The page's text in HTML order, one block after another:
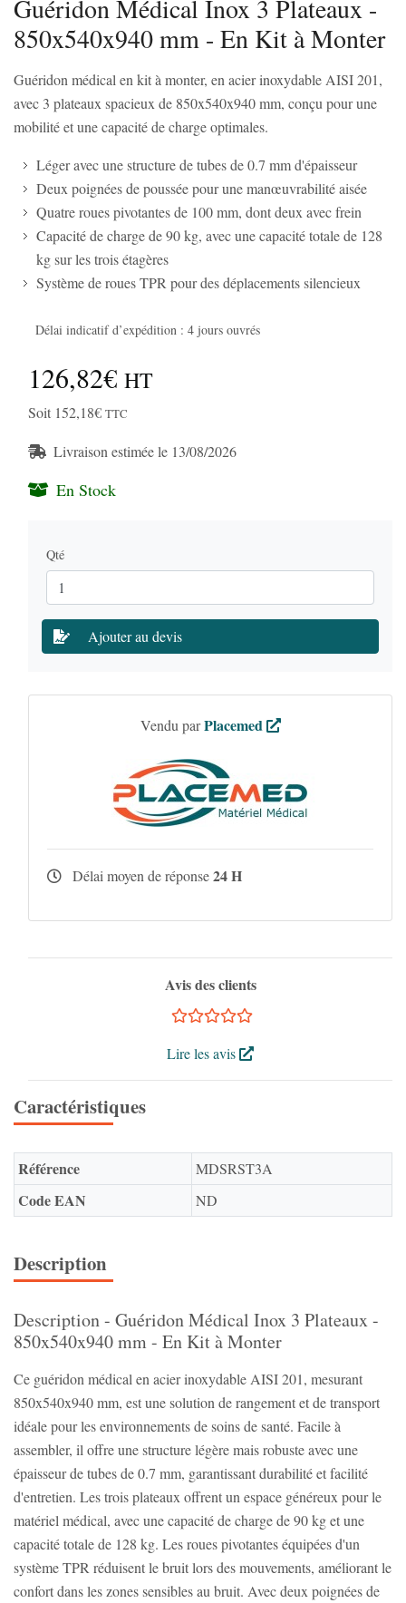
Guéridon Médical Inox 3 Plateaux -
850x540x940 mm - En Kit à Monter
Guéridon médical en kit à monter, en acier inoxydable AISI 201,
avec 3 plateaux spacieux de 850x540x940 mm, conçu pour une
mobilité et une capacité de charge optimales.
Léger avec une structure de tubes de 0.7 mm d'épaisseur
Deux poignées de poussée pour une manœuvrabilité aisée
Quatre roues pivotantes de 100 mm, dont deux avec frein
Capacité de charge de 90 kg, avec une capacité totale de 128
kg sur les trois étagères
Système de roues TPR pour des déplacements silencieux
Délai indicatif d’expédition : 4 jours ouvrés
126,82€ HT
Soit 152,18€ TTC
Livraison estimée le 13/08/2026
En Stock
Qté
Ajouter au devis
Vendu parPlacemed
Délai moyen de réponse24 H
Avis des clients
Lire les avis
Caractéristiques
Référence MDSRST3A
Code EAN ND
Description
Description - Guéridon Médical Inox 3 Plateaux -
850x540x940 mm - En Kit à Monter
Ce guéridon médical en acier inoxydable AISI 201, mesurant
850x540x940 mm, est une solution de rangement et de transport
idéale pour les environnements de soins de santé. Facile à
assembler, il offre une structure légère mais robuste avec une
épaisseur de tubes de 0.7 mm, garantissant durabilité et facilité
d'entretien. Les trois plateaux offrent un espace généreux pour le
matériel médical, avec une capacité de charge de 90 kg et une
capacité totale de 128 kg. Les roues pivotantes équipées d'un
système TPR réduisent le bruit lors des mouvements, améliorant le
confort dans les zones sensibles au bruit. Avec deux poignées de